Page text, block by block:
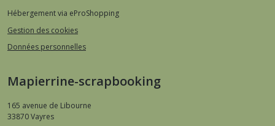
Hébergement via eProShopping
Gestion des cookies
Données personnelles
Mapierrine-scrapbooking
165 avenue de Libourne
33870Vayres